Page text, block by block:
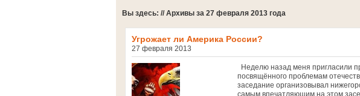
Вы здесь: // Архивы за 27 февраля 2013 года
Угрожает ли Америка России?
27 февраля 2013
Неделю назад меня пригласили
посвящённого проблемам
заседание организовывал
самым впечатляющим на этом